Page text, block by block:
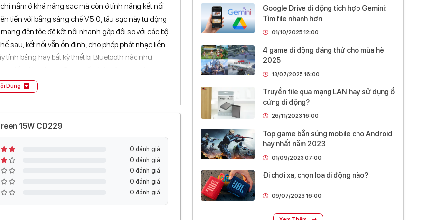
01/10/2025 12:00
Google Drive di dộng tích hợp Gemini:
Tìm file nhanh hơn
13/07/2025 16:00
4 game di động đáng thử cho mùa hè
2025
26/11/2023 16:00
Truyền file qua mạng LAN hay sử dụng ổ
cứng di động?
01/09/2023 07:00
Top game bắn súng mobile cho Android
hay nhất năm 2023
09/07/2023 16:00
Đi chơi xa, chọn loa di động nào?
nằm ở khả năng sạc mà còn ở tính năng kết nối
tiến với bằng sáng chế V5.0, tẩu sạc này tự động
đến tốc độ kết nối nhanh gấp đôi so với các bộ
sau, kết nối vẫn ổn định, cho phép phát nhạc liền
bảng hay bất kỳ thiết bị Bluetooth nào như
dễ dàng trả lời, gọi lại, gác máy hoặc từ chối cuộc
giọng nói qua Siri hoặc Google Assistant,
và tiện ích vượt trội. Màn hình LED màu ngọc
mức âm lượng, đồng thời tự động lưu trữ các cài
đèn nền tinh tế quanh núm xoay không chỉ
cả trong bóng tối, mang lại trải nghiệm sử dụng
Dung
15W CD229
0 đánh giá
0 đánh giá
0 đánh giá
0 đánh giá
0 đánh giá